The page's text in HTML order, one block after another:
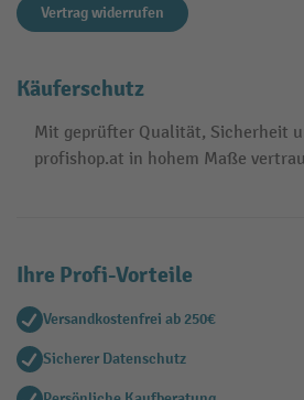
Vertrag widerrufen
Käuferschutz
Mit geprüfter Qualität, Sicherheit
profishop.at in hohem Maße
Ihre Profi-Vorteile
Versandkostenfrei ab 250€
Sicherer Datenschutz